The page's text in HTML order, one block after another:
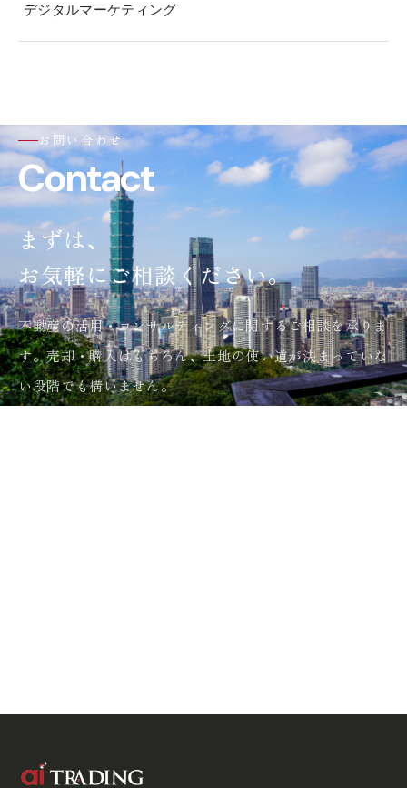
デジタルマーケティング
お問い合わせ
Contact
まずは、
お気軽にご相談ください。
不動産の活用・コンサルティングに関するご相談を承りま
す。売却・購入はもちろん、土地の使い道が決まっていな
い段階でも構いません。